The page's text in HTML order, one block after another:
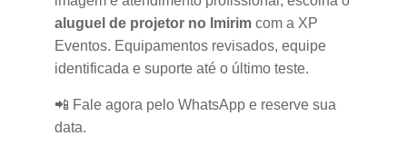
aluguel de projetor no Imirim com a XP
Eventos. Equipamentos revisados, equipe
identificada e suporte até o último teste.
📲 Fale agora pelo WhatsApp e reserve sua
data.